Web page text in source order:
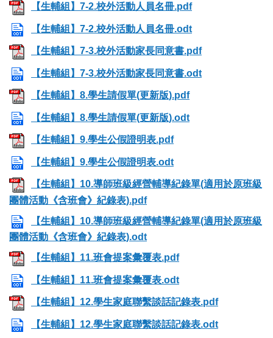
【生輔組】7-2.校外活動人員名冊.pdf
【生輔組】7-2.校外活動人員名冊.odt
【生輔組】7-3.校外活動家長同意書.pdf
【生輔組】7-3.校外活動家長同意書.odt
【生輔組】8.學生請假單(更新版).pdf
【生輔組】8.學生請假單(更新版).odt
【生輔組】9.學生公假證明表.pdf
【生輔組】9.學生公假證明表.odt
【生輔組】10.導師班級經營輔導紀錄單(適用於原班級
團體活動《含班會》紀錄表).pdf
【生輔組】10.導師班級經營輔導紀錄單(適用於原班級
團體活動《含班會》紀錄表).odt
【生輔組】11.班會提案彙覆表.pdf
【生輔組】11.班會提案彙覆表.odt
【生輔組】12.學生家庭聯繫談話記錄表.pdf
【生輔組】12.學生家庭聯繫談話記錄表.odt